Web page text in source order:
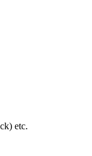
etc.